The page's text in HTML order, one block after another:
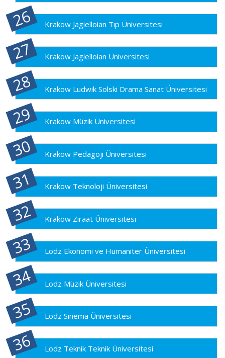
Krakow Jagielloian Tıp Üniversitesi
Krakow Jagielloian Üniversitesi
Krakow Ludwik Solski Drama Sanat Üniversitesi
Krakow Müzik Üniversitesi
Krakow Pedagoji Üniversitesi
Krakow Teknoloji Üniversitesi
Krakow Ziraat Üniversitesi
Lodz Ekonomi ve Humaniter Üniversitesi
Lodz Müzik Üniversitesi
Lodz Sinema Üniversitesi
Lodz Teknik Teknik Üniversitesi